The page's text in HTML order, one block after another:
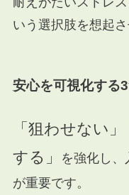
いう選択肢を想起さ
安心を可視化する
「狙わせない
する」
を強化し、
が重要です。